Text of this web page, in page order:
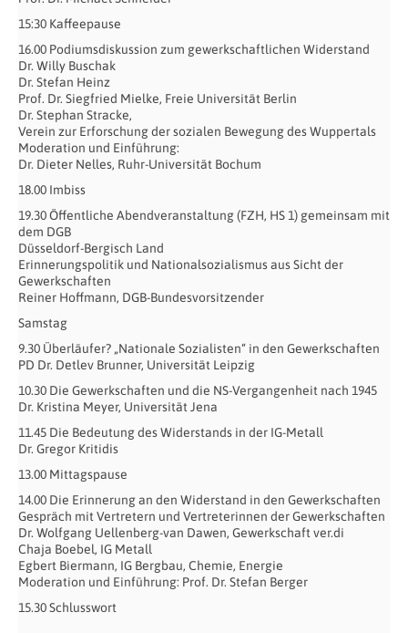
15:30 Kaffeepause
16.00 Podiumsdiskussion zum gewerkschaftlichen Widerstand
Dr. Willy Buschak
Dr. Stefan Heinz
Prof. Dr. Siegfried Mielke, Freie Universität Berlin
Dr. Stephan Stracke,
Verein zur Erforschung der sozialen Bewegung des Wuppertals
Moderation und Einführung:
Dr. Dieter Nelles, Ruhr-Universität Bochum
18.00 Imbiss
19.30 Öffentliche Abendveranstaltung (FZH, HS 1) gemeinsam mit
dem DGB
Düsseldorf-Bergisch Land
Erinnerungspolitik und Nationalsozialismus aus Sicht der
Gewerkschaften
Reiner Hoffmann, DGB-Bundesvorsitzender
Samstag
9.30 Überläufer? „Nationale Sozialisten“ in den Gewerkschaften
PD Dr. Detlev Brunner, Universität Leipzig
10.30 Die Gewerkschaften und die NS-Vergangenheit nach 1945
Dr. Kristina Meyer, Universität Jena
11.45 Die Bedeutung des Widerstands in der IG-Metall
Dr. Gregor Kritidis
13.00 Mittagspause
14.00 Die Erinnerung an den Widerstand in den Gewerkschaften
Gespräch mit Vertretern und Vertreterinnen der Gewerkschaften
Dr. Wolfgang Uellenberg-van Dawen, Gewerkschaft ver.di
Chaja Boebel, IG Metall
Egbert Biermann, IG Bergbau, Chemie, Energie
Moderation und Einführung: Prof. Dr. Stefan Berger
15.30 Schlusswort